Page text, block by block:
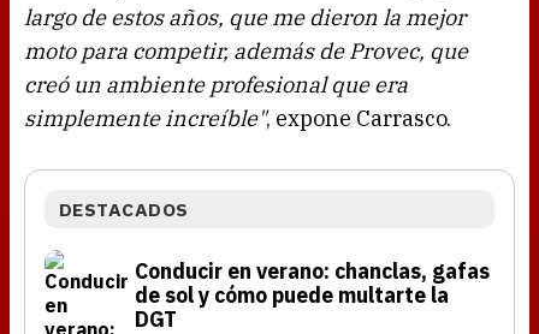
largo de estos años, que me dieron la mejor
moto para competir, además de Provec, que
creó un ambiente profesional que era
simplemente increíble", expone Carrasco.
DESTACADOS
Conducir en verano: chanclas, gafas
de sol y cómo puede multarte la
DGT